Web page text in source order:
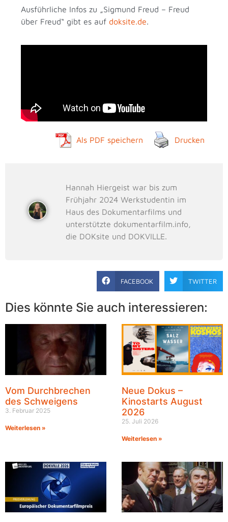
Ausführliche Infos zu „Sigmund Freud – Freud
über Freud“ gibt es auf doksite.de.
Als PDF speichern Drucken
Hannah Hiergeist war bis zum
Frühjahr 2024 Werkstudentin im
Haus des Dokumentarfilms und
unterstützte dokumentarfilm.info,
die DOKsite und DOKVILLE.
FACEBOOK TWITTER
Dies könnte Sie auch interessieren:
Vom Durchbrechen
des Schweigens
3. Februar 2025
Weiterlesen »
Neue Dokus –
Kinostarts August
2026
25. Juli 2026
Weiterlesen »